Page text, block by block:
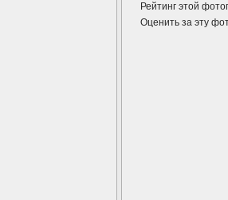
Рейтинг этой
Оценить за эту